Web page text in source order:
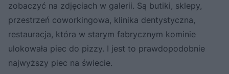
zobaczyć na zdjęciach w galerii. Są butiki, sklepy,
przestrzeń coworkingowa, klinika dentystyczna,
restauracja, która w starym fabrycznym kominie
ulokowała piec do pizzy. I jest to prawdopodobnie
najwyższy piec na świecie.